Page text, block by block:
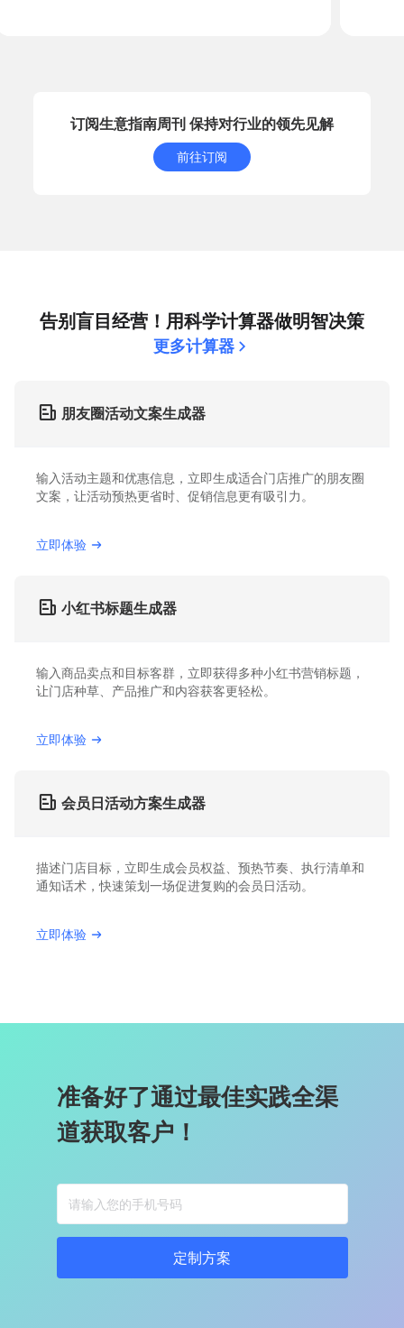
订阅生意指南周刊 保持对行业的领先见解
前往订阅
告别盲目经营！用科学计算器做明智决策
更多计算器
朋友圈活动文案生成器
输入活动主题和优惠信息，立即生成适合门店推广的朋友圈
文案，让活动预热更省时、促销信息更有吸引力。
立即体验
小红书标题生成器
输入商品卖点和目标客群，立即获得多种小红书营销标题，
让门店种草、产品推广和内容获客更轻松。
立即体验
会员日活动方案生成器
描述门店目标，立即生成会员权益、预热节奏、执行清单和
通知话术，快速策划一场促进复购的会员日活动。
立即体验
准备好了通过最佳实践全渠
道获取客户！
定制方案